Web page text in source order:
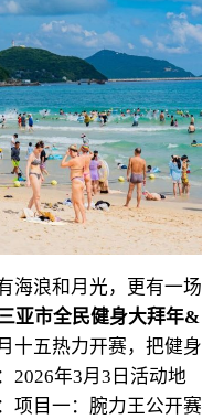
海浪和月光，更有一场
亚市全民健身大拜年&
十五热力开赛，把健身
2026年3月3日 活动地
项目一：腕力王公开赛